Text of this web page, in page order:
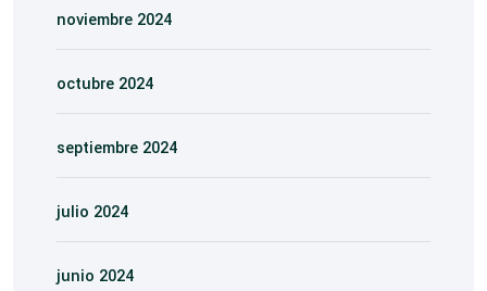
noviembre 2024
octubre 2024
septiembre 2024
julio 2024
junio 2024